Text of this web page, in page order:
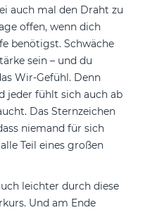
auch mal den Draht zu
offen, wenn dich
benötigst. Schwäche
sein – und du
Wir-Gefühl. Denn
jeder fühlt sich auch ab
Das Sternzeichen
niemand für sich
Teil eines großen
leichter durch diese
Und am Ende